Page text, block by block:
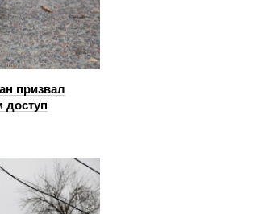
призвал
доступ